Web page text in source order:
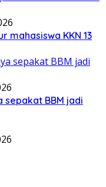
mahasiswa KKN 13
sepakat BBM jadi